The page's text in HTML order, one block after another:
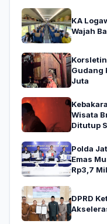
KA
Wajah
Gudang
Juta
Wisata
Ditutup
Polda
Emas
Rp3,7
DPRD